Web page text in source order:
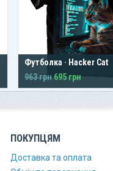
Футболка · Hacker Cat
963 грн 695 грн
ПОКУПЦЯМ
Доставка та оплата